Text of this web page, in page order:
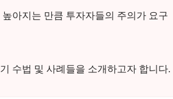
아지는 만큼 투자자들의 주의가 요구
수법 및 사례들을 소개하고자 합니다.